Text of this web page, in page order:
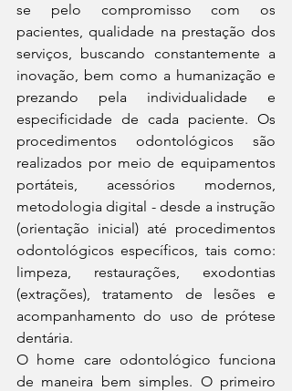
se pelo compromisso com os
pacientes, qualidade na prestação dos
serviços, buscando constantemente a
inovação, bem como a humanização e
prezando pela individualidade e
especificidade de cada paciente. Os
procedimentos odontológicos são
realizados por meio de equipamentos
portáteis, acessórios modernos,
metodologia digital - desde a instrução
(orientação inicial) até procedimentos
odontológicos específicos, tais como:
limpeza, restaurações, exodontias
(extrações), tratamento de lesões e
acompanhamento do uso de prótese
dentária.
O home care odontológico funciona
de maneira bem simples. O primeiro